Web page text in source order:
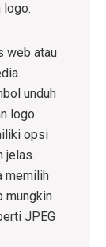
logo:
web atau
unduh
logo.
opsi
jelas.
memilih
mungkin
JPEG